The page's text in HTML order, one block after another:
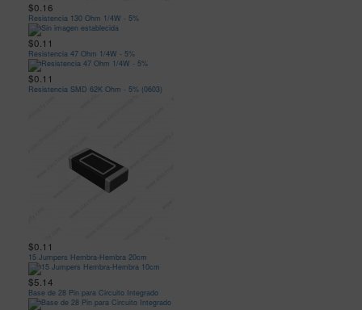
$0.16
Resistencia 130 Ohm 1/4W - 5%
$0.11
Resistencia 47 Ohm 1/4W - 5%
$0.11
Resistencia SMD 62K Ohm - 5% (0603)
$0.11
15 Jumpers Hembra-Hembra 20cm
$5.14
Base de 28 Pin para Circuito Integrado